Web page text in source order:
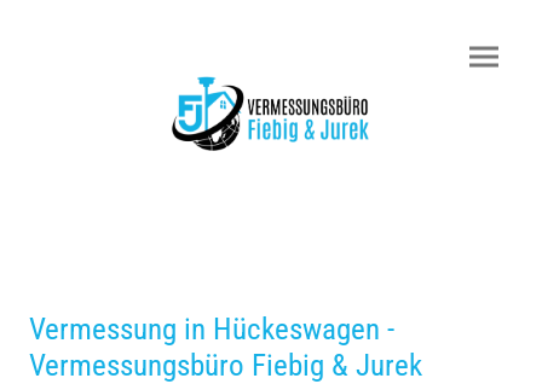
Vermessung in Hückeswagen -
Vermessungsbüro Fiebig & Jurek